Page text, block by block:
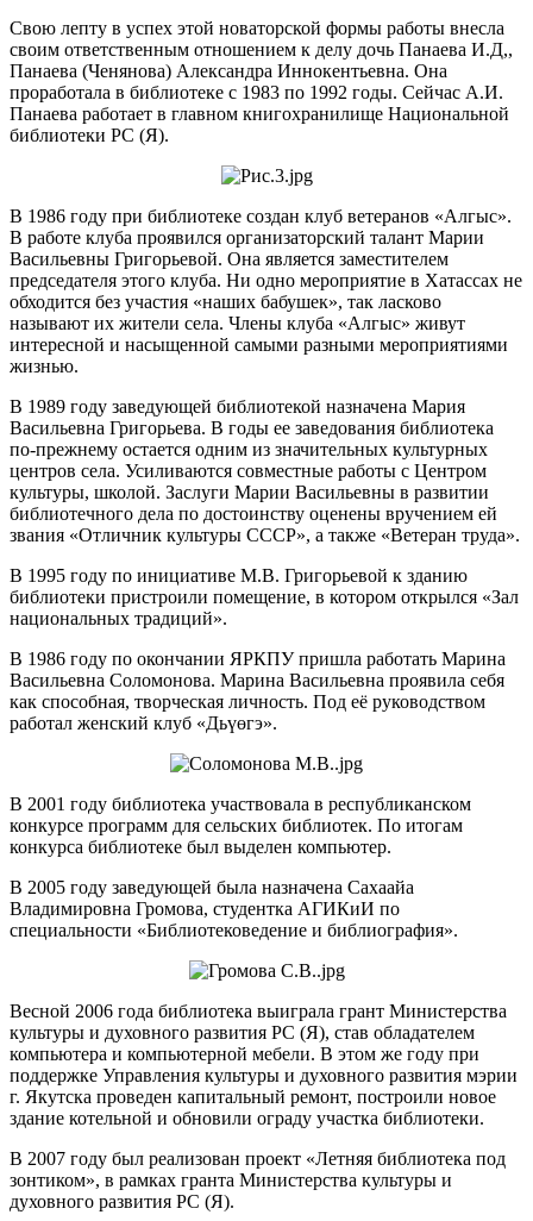
Свою лепту в успех этой новаторской формы работы внесла
своим ответственным отношением к делу дочь Панаева И.Д,,
Панаева (Ченянова) Александра Иннокентьевна. Она
проработала в библиотеке с 1983 по 1992 годы. Сейчас А.И.
Панаева работает в главном книгохранилище Национальной
библиотеки РС (Я).
В 1986 году при библиотеке создан клуб ветеранов «Алгыс».
В работе клуба проявился организаторский талант Марии
Васильевны Григорьевой. Она является заместителем
председателя этого клуба. Ни одно мероприятие в Хатассах не
обходится без участия «наших бабушек», так ласково
называют их жители села. Члены клуба «Алгыс» живут
интересной и насыщенной самыми разными мероприятиями
жизнью.
В 1989 году заведующей библиотекой назначена Мария
Васильевна Григорьева. В годы ее заведования библиотека
по-прежнему остается одним из значительных культурных
центров села. Усиливаются совместные работы с Центром
культуры, школой. Заслуги Марии Васильевны в развитии
библиотечного дела по достоинству оценены вручением ей
звания «Отличник культуры СССР», а также «Ветеран труда».
В 1995 году по инициативе М.В. Григорьевой к зданию
библиотеки пристроили помещение, в котором открылся «Зал
национальных традиций».
В 1986 году по окончании ЯРКПУ пришла работать Марина
Васильевна Соломонова. Марина Васильевна проявила себя
как способная, творческая личность. Под её руководством
работал женский клуб «Дьүɵгэ».
В 2001 году библиотека участвовала в республиканском
конкурсе программ для сельских библиотек. По итогам
конкурса библиотеке был выделен компьютер.
В 2005 году заведующей была назначена Сахаайа
Владимировна Громова, студентка АГИКиИ по
специальности «Библиотековедение и библиография».
Весной 2006 года библиотека выиграла грант Министерства
культуры и духовного развития РС (Я), став обладателем
компьютера и компьютерной мебели. В этом же году при
поддержке Управления культуры и духовного развития мэрии
г. Якутска проведен капитальный ремонт, построили новое
здание котельной и обновили ограду участка библиотеки.
В 2007 году был реализован проект «Летняя библиотека под
зонтиком», в рамках гранта Министерства культуры и
духовного развития РС (Я).